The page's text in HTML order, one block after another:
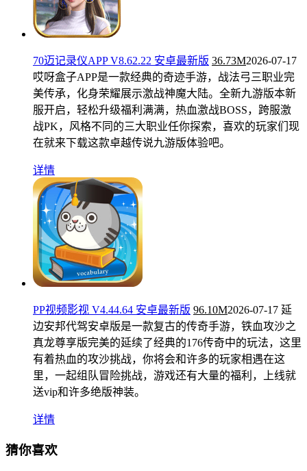
70迈记录仪APP V8.62.22 安卓最新版 36.73M2026-07-17
哎呀盒子APP是一款经典的奇迹手游，战法弓三职业完
美传承，化身荣耀展示激战神魔大陆。全新九游版本新
服开启，轻松升级福利满满，热血激战BOSS，跨服激
战PK，风格不同的三大职业任你探索，喜欢的玩家们现
在就来下载这款卓越传说九游版体验吧。
详情
PP视频影视 V4.44.64 安卓最新版 96.10M2026-07-17 延
边安邦代驾安卓版是一款复古的传奇手游，铁血攻沙之
真龙尊享版完美的延续了经典的176传奇中的玩法，这里
有着热血的攻沙挑战，你将会和许多的玩家相遇在这
里，一起组队冒险挑战，游戏还有大量的福利，上线就
送vip和许多绝版神装。
详情
猜你喜欢